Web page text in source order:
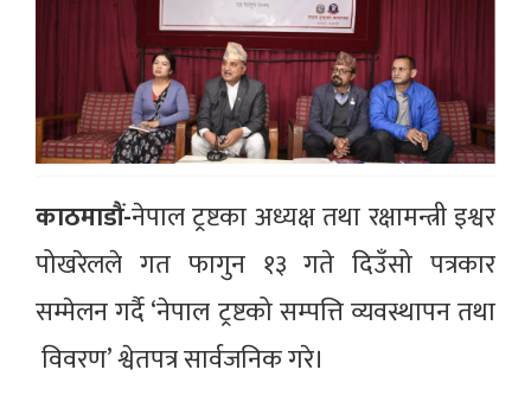
काठमाडौं-नेपाल ट्रष्टका अध्यक्ष तथा रक्षामन्त्री इश्वर
पोखरेलले गत फागुन १३ गते दिउँसो पत्रकार
सम्मेलन गर्दै ‘नेपाल ट्रष्टको सम्पत्ति व्यवस्थापन तथा
विवरण’ श्वेतपत्र सार्वजनिक गरे।